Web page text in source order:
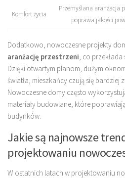
Komfort życia
Przemyślana aranżacja
poprawa jakości
Dodatkowo, nowoczesne projekty
aranżację przestrzeni , co
Dzięki otwartym planom, dużym
światła, mieszkańcy czują się bardziej
Nowoczesne domy często
materiały budowlane, które
budynków.
Jakie są najnowsze
projektowaniu
W ostatnich latach w projektowaniu